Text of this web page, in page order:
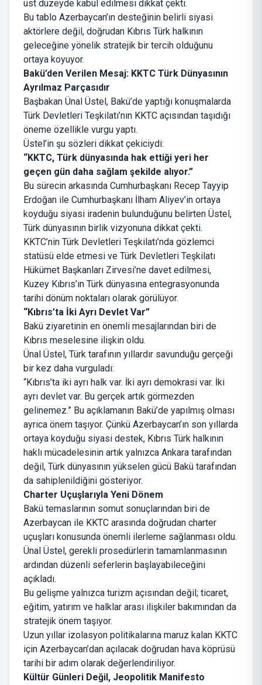
üst düzeyde kabul edilmesi dikkat çekti.
Bu tablo Azerbaycan’ın desteğinin belirli siyasi
aktörlere değil, doğrudan Kıbrıs Türk halkının
geleceğine yönelik stratejik bir tercih olduğunu
ortaya koyuyor.
Bakü’den Verilen Mesaj: KKTC Türk Dünyasının
Ayrılmaz Parçasıdır
Başbakan Ünal Üstel, Bakü’de yaptığı konuşmalarda
Türk Devletleri Teşkilatı’nın KKTC açısından taşıdığı
öneme özellikle vurgu yaptı.
Üstel’in şu sözleri dikkat çekiciydi:
“KKTC, Türk dünyasında hak ettiği yeri her
geçen gün daha sağlam şekilde alıyor.”
Bu sürecin arkasında Cumhurbaşkanı Recep Tayyip
Erdoğan ile Cumhurbaşkanı İlham Aliyev’in ortaya
koyduğu siyasi iradenin bulunduğunu belirten Üstel,
Türk dünyasının birlik vizyonuna dikkat çekti.
KKTC’nin Türk Devletleri Teşkilatı’nda gözlemci
statüsü elde etmesi ve Türk Devletleri Teşkilatı
Hükümet Başkanları Zirvesi’ne davet edilmesi,
Kuzey Kıbrıs’ın Türk dünyasına entegrasyonunda
tarihi dönüm noktaları olarak görülüyor.
“Kıbrıs’ta İki Ayrı Devlet Var”
Bakü ziyaretinin en önemli mesajlarından biri de
Kıbrıs meselesine ilişkin oldu.
Ünal Üstel, Türk tarafının yıllardır savunduğu gerçeği
bir kez daha vurguladı:
“Kıbrıs’ta iki ayrı halk var. İki ayrı demokrasi var. İki
ayrı devlet var. Bu gerçek artık görmezden
gelinemez.” Bu açıklamanın Bakü’de yapılmış olması
ayrıca önem taşıyor. Çünkü Azerbaycan’ın son yıllarda
ortaya koyduğu siyasi destek, Kıbrıs Türk halkının
haklı mücadelesinin artık yalnızca Ankara tarafından
değil, Türk dünyasının yükselen gücü Bakü tarafından
da sahiplenildiğini gösteriyor.
Charter Uçuşlarıyla Yeni Dönem
Bakü temaslarının somut sonuçlarından biri de
Azerbaycan ile KKTC arasında doğrudan charter
uçuşları konusunda önemli ilerleme sağlanması oldu.
Ünal Üstel, gerekli prosedürlerin tamamlanmasının
ardından düzenli seferlerin başlayabileceğini
açıkladı.
Bu gelişme yalnızca turizm açısından değil; ticaret,
eğitim, yatırım ve halklar arası ilişkiler bakımından da
stratejik önem taşıyor.
Uzun yıllar izolasyon politikalarına maruz kalan KKTC
için Azerbaycan’dan açılacak doğrudan hava köprüsü
tarihi bir adım olarak değerlendiriliyor.
Kültür Günleri Değil, Jeopolitik Manifesto